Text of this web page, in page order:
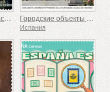
Тысячелетие монастыря Монсеррат, Барселона Городские объекты всемирного наследия – Алькала-де-Энарес
Испания